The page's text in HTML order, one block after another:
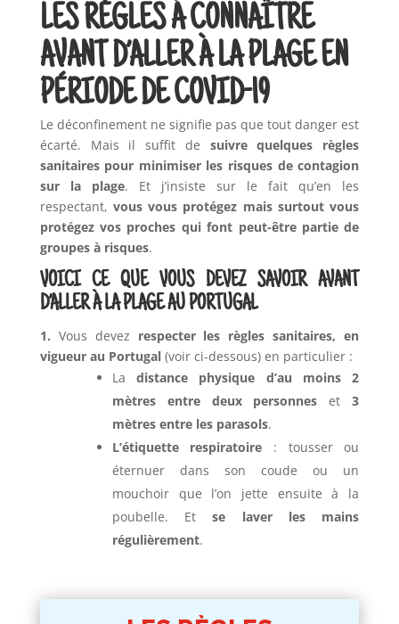
LES RÈGLES À CONNAÎTRE
AVANT D’ALLER À LA PLAGE EN
PÉRIODE DE COVID-19
Le déconfinement ne signifie pas que tout danger est
écarté. Mais il suffit de suivre quelques règles
sanitaires pour minimiser les risques de contagion
sur la plage. Et j’insiste sur le fait qu’en les
respectant,vous vous protégez mais surtout vous
protégez vos proches qui font peut-être partie de
groupes à risques.
VOICI CE QUE VOUS DEVEZ SAVOIR AVANT
D’ALLER À LA PLAGE AU PORTUGAL
1. Vous devez respecter les règles sanitaires, en
vigueur au Portugal(voir ci-dessous) en particulier :
Ladistance physique d’au moins 2
mètres entre deux personnes et3
mètres entre les parasols.
L’étiquette respiratoire : tousser ou
éternuer dans son coude ou un
mouchoir que l’on jette ensuite à la
poubelle. Etse laver les mains
régulièrement.